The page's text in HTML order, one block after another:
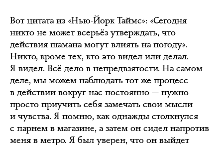
Вот цитата из «Нью-Йорк Таймс»: «Сегодня
никто не может всерьёз утверждать, что
действия шамана могут влиять на погоду».
Никто, кроме тех, кто это видел или делал.
Я видел. Всё дело в непредвзятости. На самом
деле, мы можем наблюдать тот же процесс
в действии вокруг нас постоянно — нужно
просто приучить себя замечать свои мысли
и чувства. Я помню, как однажды столкнулся
с парнем в магазине, а затем он сидел напротив
меня в метро. Я был уверен, что он выйдет